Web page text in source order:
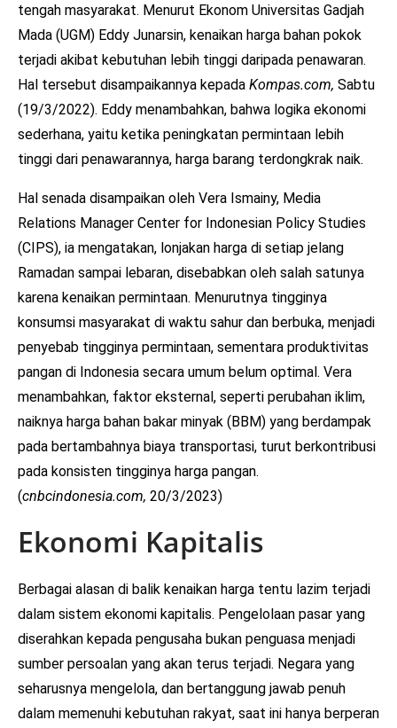
tengah masyarakat. Menurut Ekonom Universitas Gadjah
Mada (UGM) Eddy Junarsin, kenaikan harga bahan pokok
terjadi akibat kebutuhan lebih tinggi daripada penawaran.
Hal tersebut disampaikannya kepada Kompas.com, Sabtu
(19/3/2022). Eddy menambahkan, bahwa logika ekonomi
sederhana, yaitu ketika peningkatan permintaan lebih
tinggi dari penawarannya, harga barang terdongkrak naik.
Hal senada disampaikan oleh Vera Ismainy, Media
Relations Manager Center for Indonesian Policy Studies
(CIPS), ia mengatakan, lonjakan harga di setiap jelang
Ramadan sampai lebaran, disebabkan oleh salah satunya
karena kenaikan permintaan. Menurutnya tingginya
konsumsi masyarakat di waktu sahur dan berbuka, menjadi
penyebab tingginya permintaan, sementara produktivitas
pangan di Indonesia secara umum belum optimal. Vera
menambahkan, faktor eksternal, seperti perubahan iklim,
naiknya harga bahan bakar minyak (BBM) yang berdampak
pada bertambahnya biaya transportasi, turut berkontribusi
pada konsisten tingginya harga pangan.
(cnbcindonesia.com, 20/3/2023)
Ekonomi Kapitalis
Berbagai alasan di balik kenaikan harga tentu lazim terjadi
dalam sistem ekonomi kapitalis. Pengelolaan pasar yang
diserahkan kepada pengusaha bukan penguasa menjadi
sumber persoalan yang akan terus terjadi. Negara yang
seharusnya mengelola, dan bertanggung jawab penuh
dalam memenuhi kebutuhan rakyat, saat ini hanya berperan